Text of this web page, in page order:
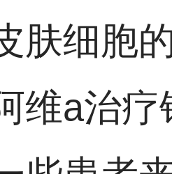
肤细胞
维a治疗